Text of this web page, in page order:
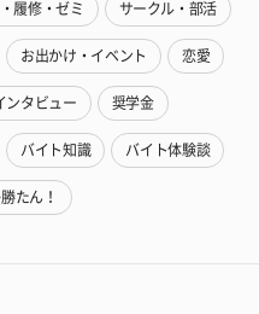
履修・ゼミ サークル・部活
お出かけ・イベント 恋愛
ンタビュー 奨学金
バイト知識 バイト体験談
たん！